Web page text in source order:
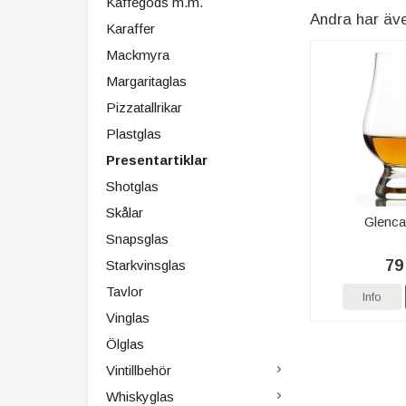
Karaffer
Mackmyra
Margaritaglas
Pizzatallrikar
Plastglas
Presentartiklar
Shotglas
Skålar
Snapsglas
Starkvinsglas
Tavlor
Vinglas
Ölglas
Vintillbehör
Whiskyglas
Andra har
Info